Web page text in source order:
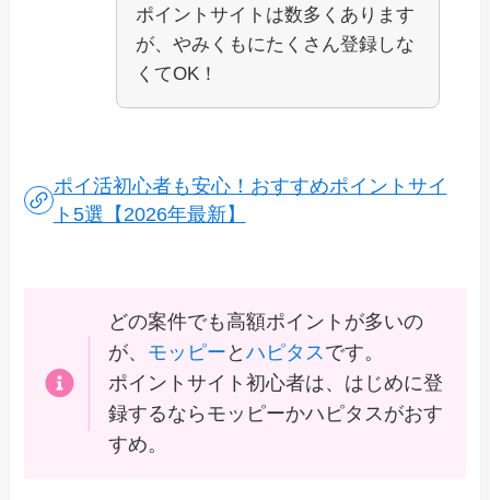
ポイントサイトは数多くあります
が、やみくもにたくさん登録しな
くてOK！
ポイ活初心者も安心！おすすめポイントサイ
ト5選【2026年最新】
どの案件でも高額ポイントが多いの
が、 モッピー と ハピタスです。
ポイントサイト初心者は、はじめに登
録するならモッピーかハピタスがおす
すめ。